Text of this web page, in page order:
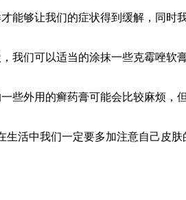
能够让我们的症状得到缓解，同
我们可以适当的涂抹一些克霉唑
些外用的癣药膏可能会比较麻烦
活中我们一定要多加注意自己皮